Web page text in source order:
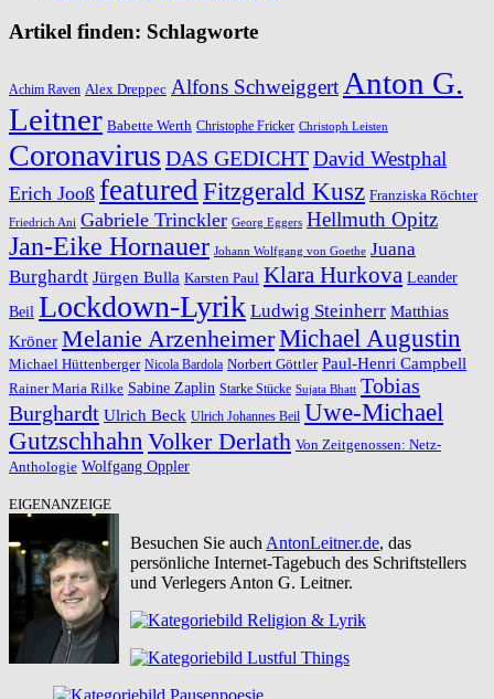
Artikel finden: Schlagworte
Achim Raven Alex Dreppec Alfons Schweiggert Anton G.
Leitner Babette Werth Christophe Fricker Christoph Leisten
Coronavirus DAS GEDICHTDavid Westphal
Erich Jooß featuredFitzgerald Kusz Franziska Röchter
Friedrich Ani Gabriele Trinckler Georg Eggers Hellmuth Opitz
Jan-Eike Hornauer Johann Wolfgang von Goethe Juana
Burghardt Jürgen Bulla Karsten Paul Klara Hurkova Leander
Beil Lockdown-Lyrik Ludwig Steinherr Matthias
Kröner Melanie ArzenheimerMichael Augustin
Michael Hüttenberger Nicola Bardola Norbert Göttler Paul-Henri Campbell
Rainer Maria Rilke Sabine Zaplin Starke Stücke Sujata Bhatt Tobias
Burghardt Ulrich Beck Ulrich Johannes Beil Uwe-Michael
Gutzschhahn Volker Derlath Von Zeitgenossen: Netz-
Anthologie Wolfgang Oppler
EIGENANZEIGE
Besuchen Sie auch AntonLeitner.de, das
persönliche Internet-Tagebuch des Schriftstellers
und Verlegers Anton G. Leitner.